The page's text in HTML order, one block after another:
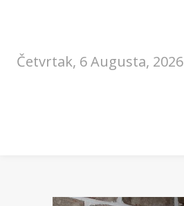
Četvrtak, 6 Augusta, 2026